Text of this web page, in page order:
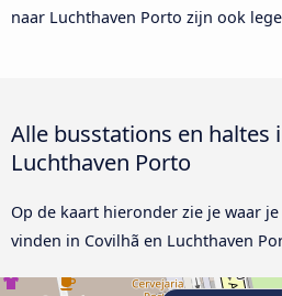
naar Luchthaven Porto zijn ook
Alle busstations en haltes
Luchthaven Porto
Op de kaart hieronder zie je waar
vinden in Covilhã en Luchthaven